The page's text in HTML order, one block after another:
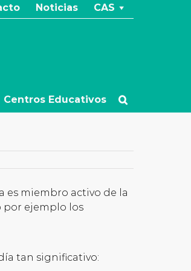
Noticias CAS
Centros Educativos
es miembro activo de la
por ejemplo los
tan significativo: